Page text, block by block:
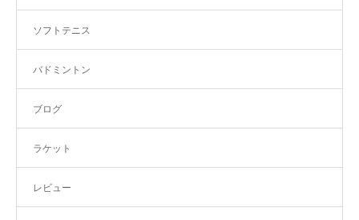
ソフトテニス
バドミントン
ブログ
ラケット
レビュー